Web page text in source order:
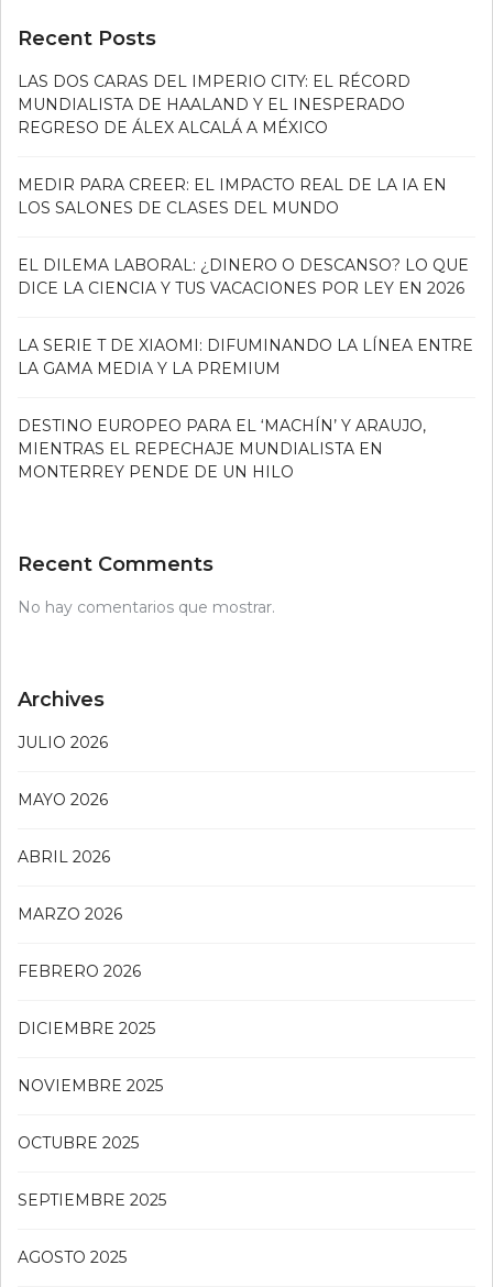
Recent Posts
LAS DOS CARAS DEL IMPERIO CITY: EL RÉCORD
MUNDIALISTA DE HAALAND Y EL INESPERADO
REGRESO DE ÁLEX ALCALÁ A MÉXICO
MEDIR PARA CREER: EL IMPACTO REAL DE LA IA EN
LOS SALONES DE CLASES DEL MUNDO
EL DILEMA LABORAL: ¿DINERO O DESCANSO? LO QUE
DICE LA CIENCIA Y TUS VACACIONES POR LEY EN 2026
LA SERIE T DE XIAOMI: DIFUMINANDO LA LÍNEA ENTRE
LA GAMA MEDIA Y LA PREMIUM
DESTINO EUROPEO PARA EL ‘MACHÍN’ Y ARAUJO,
MIENTRAS EL REPECHAJE MUNDIALISTA EN
MONTERREY PENDE DE UN HILO
Recent Comments
No hay comentarios que mostrar.
Archives
JULIO 2026
MAYO 2026
ABRIL 2026
MARZO 2026
FEBRERO 2026
DICIEMBRE 2025
NOVIEMBRE 2025
OCTUBRE 2025
SEPTIEMBRE 2025
AGOSTO 2025